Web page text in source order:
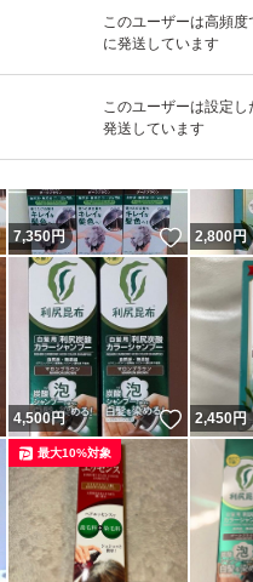
このユーザーは高頻度
に発送しています
このユーザーは設定し
発送しています
いいね！
4,400
いいね！
7,350円 いいね
2,800円
いいね！
4,500円 いいね
2,450円
最大10%対象